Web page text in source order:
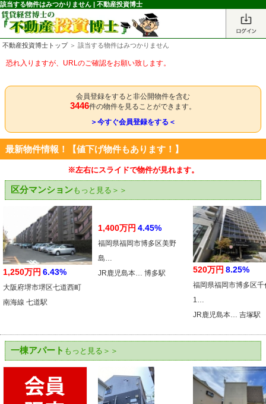
該当する物件はみつかりません | 不動産投資博士
不動産投資博士トップ＞ 該当する物件はみつかりません
恐れ入りますが、URLのご確認をお願い致します。
会員登録をすると非公開物件を含む
3446件の物件を見ることができます。
＞今すぐ会員登録をする＜
最新物件情報！【値下げ物件もあります！】
※左右にスライドで物件が見れます。
区分マンションもっと見る＞＞
1,250万円 6.43%
大阪府堺市堺区七道西町
南海線 七道駅
1,400万円 4.45%
福岡県福岡市博多区美野
島…
JR鹿児島本… 博多駅
520万円 8.25%
福岡県福岡市博多区千
1…
JR鹿児島本… 吉塚駅
一棟アパート もっと見る＞＞